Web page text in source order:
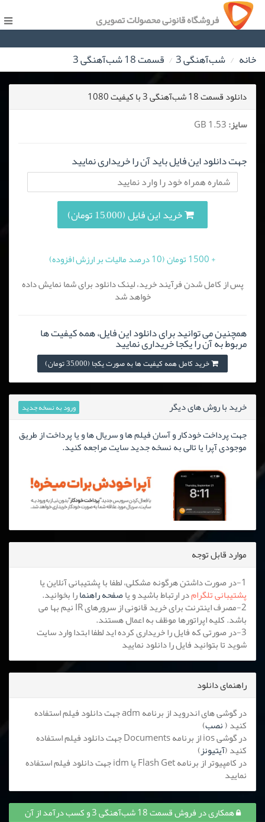
فروشگاه قانونی محصولات تصویری
خانه شب‌آهنگی 3 قسمت 18 شب‌آهنگی 3
دانلود قسمت 18 شب‌آهنگی 3 با کیفیت 1080
سایز:
جهت دانلود این فایل باید آن را خریداری نمایید
خرید این فایل (15,000 تومان)
+ 1500 تومان (10 درصد مالیات بر ارزش افزوده)
پس از کامل شدن فرآیند خرید، لینک دانلود برای شما نمایش داده
خواهد شد
همچنین می توانید برای دانلود این فایل، همه کیفیت ها
مربوط به آن را یکجا خریداری نمایید
خرید کامل همه کیفیت ها به صورت یکجا (35,000 تومان)
خرید با روش های دیگر ورود به نسخه جدید
جهت پرداخت خودکار و آسان فیلم ها و سریال ها و یا پرداخت از طریق
موجودی آپرا یا تالی به نسخه جدید سایت مراجعه کنید.
موارد قابل توجه
1-در صورت داشتن هرگونه مشکلی، لطفا با پشتیبانی آنلاین یا
پشتیبانی تلگرامدر ارتباط باشید و یاصفحه راهنمارا بخوانید.
2-مصرف اینترنت برای خرید قانونی از سرورهای IR نیم بها می
باشد. کلیه اپراتورها موظف به اعمال هستند.
3-در صورتی که فایل را خریداری کرده اید لطفا ابتدا وارد سایت
شوید تا بتوانید فایل را دانلود نمایید
راهنمای دانلود
در گوشی های اندروید از برنامه adm جهت دانلود فیلم استفاده
کنید (نصب)
در گوشی ios از برنامه Documents جهت دانلود فیلم استفاده
کنید (آیتیونز)
در کامپیوتر از برنامه Flash Get یا idm جهت دانلود فیلم استفاده
نمایید
همکاری در فروش قسمت 18 شب‌آهنگی 3 و کسب درآمد از آن